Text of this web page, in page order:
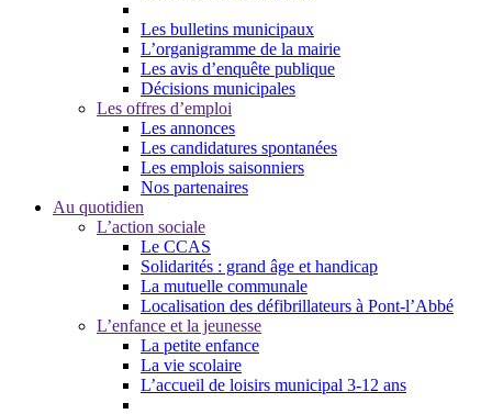
Les bulletins municipaux
L’organigramme de la mairie
Les avis d’enquête publique
Décisions municipales
Les offres d’emploi
Les annonces
Les candidatures spontanées
Les emplois saisonniers
Nos partenaires
Au quotidien
L’action sociale
Le CCAS
Solidarités : grand âge et handicap
La mutuelle communale
Localisation des défibrillateurs à Pont-l’Abbé
L’enfance et la jeunesse
La petite enfance
La vie scolaire
L’accueil de loisirs municipal 3-12 ans